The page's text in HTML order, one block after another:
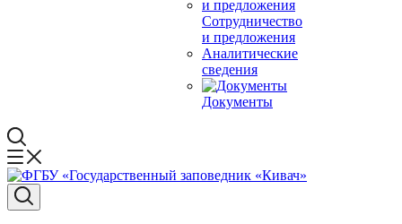
Сотрудничество
и предложения
Аналитические
сведения
Документы